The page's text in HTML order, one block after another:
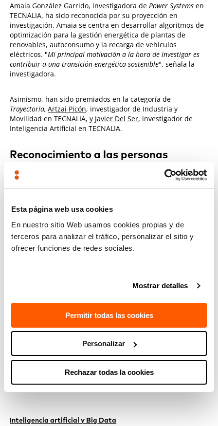
Esta página web usa cookies
En nuestro sitio Web usamos cookies propias y de
terceros para analizar el tráfico, personalizar el sitio y
ofrecer funciones de redes sociales.
Mostrar detalles
Permitir todas las cookies
Personalizar
Rechazar todas la cookies
Amaia González Garrido, investigadora dePower Systems en
TECNALIA, ha sido reconocida por su proyección en
investigación. Amaia se centra en desarrollar algoritmos de
optimización para la gestión energética de plantas de
renovables, autoconsumo y la recarga de vehículos
eléctricos. "Mi principal motivación a la hora de investigar es
contribuir a una transición energética sostenible", señala la
investigadora.
Asimismo, han sido premiados en la categoría de
Trayectoria, Artzai Picón, investigador de Industria y
Movilidad en TECNALIA, y Javier Del Ser, investigador de
Inteligencia Artificial en TECNALIA.
Reconocimiento a las personas
investigadoras
En su segunda edición, la entrega de los premios ha tenido
participación del Lehendakari Iñigo Urkullu
Económico, Sostenibilidad y Medio Ambiente del Gobierno
Vasco, Rikardo Bueno Zabalo, director general de laalianza
BRTA,y el Director General delGrupo SPRI,
Estos premios sirven para reconocer, valorar y estimular la
labor de las personas que dedican sus esfuerzos a
investigar, a desarrollar y a transferir tecnología en los
centros de la alianza BRTA. El trabajo de todas y todos los
premiados contribuye a mejorar la economía y las empresas
vascas y la sociedad en general.
TECNOLOGÍAS RELACIONADAS
Tecnología Computer vision and visual interaction
Inteligencia artificial y Big Data